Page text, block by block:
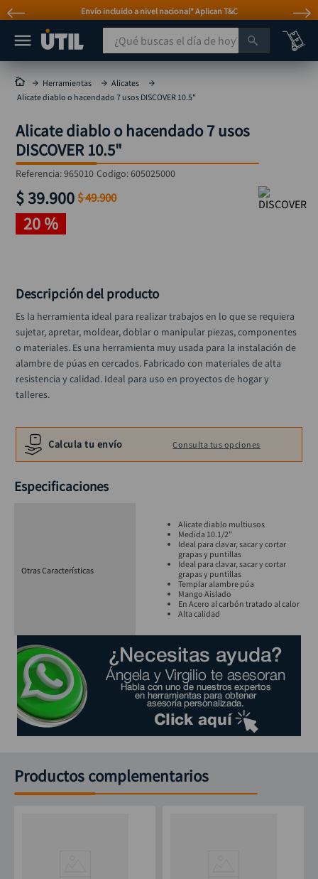
Envío incluido a nivel nacional* Aplican T&C
¿Qué buscas el día de hoy?
Herramientas
Alicates
Alicate diablo o hacendado 7 usos DISCOVER 10.5"
Alicate diablo o hacendado 7 usos
DISCOVER 10.5"
Referencia:965010 Codigo:605025000
$39.900 $49.900
20 %
Descripción del producto
Es la herramienta ideal para realizar trabajos en lo que se requiera
sujetar, apretar, moldear, doblar o manipular piezas, componentes
o materiales. Es una herramienta muy usada para la instalación de
alambre de púas en cercados. Fabricado con materiales de alta
resistencia y calidad. Ideal para uso en proyectos de hogar y
talleres.
Calcula tu envío Consulta tus opciones
Especificaciones
Otras Características
Alicate diablo multiusos
Medida 10.1/2"
Ideal para clavar, sacar y cortar
grapas y puntillas
Ideal para clavar, sacar y cortar
grapas y puntillas
Templar alambre púa
Mango Aislado
En Acero al carbón tratado al calor
Alta calidad
Productos complementarios
MÁS BUSCADOS
taladro
taladros pulidoras
compresor
llave
combo
ruteadora
hidrolavadora
black decker